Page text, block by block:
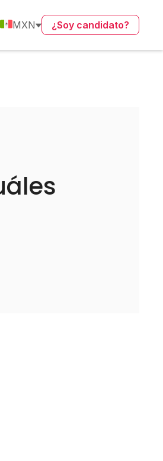
MXN ¿Soy candidato?